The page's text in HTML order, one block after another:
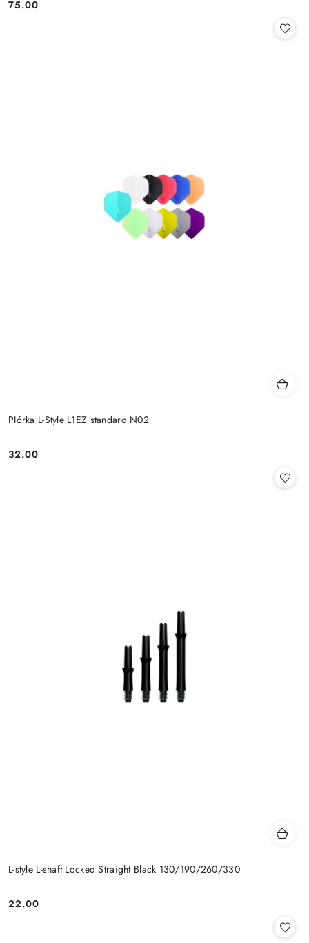
Cena:
75.00
PIórka L-Style L1EZ standard N02
Cena:
32.00
L-style L-shaft Locked Straight Black 130/190/260/330
Cena:
22.00